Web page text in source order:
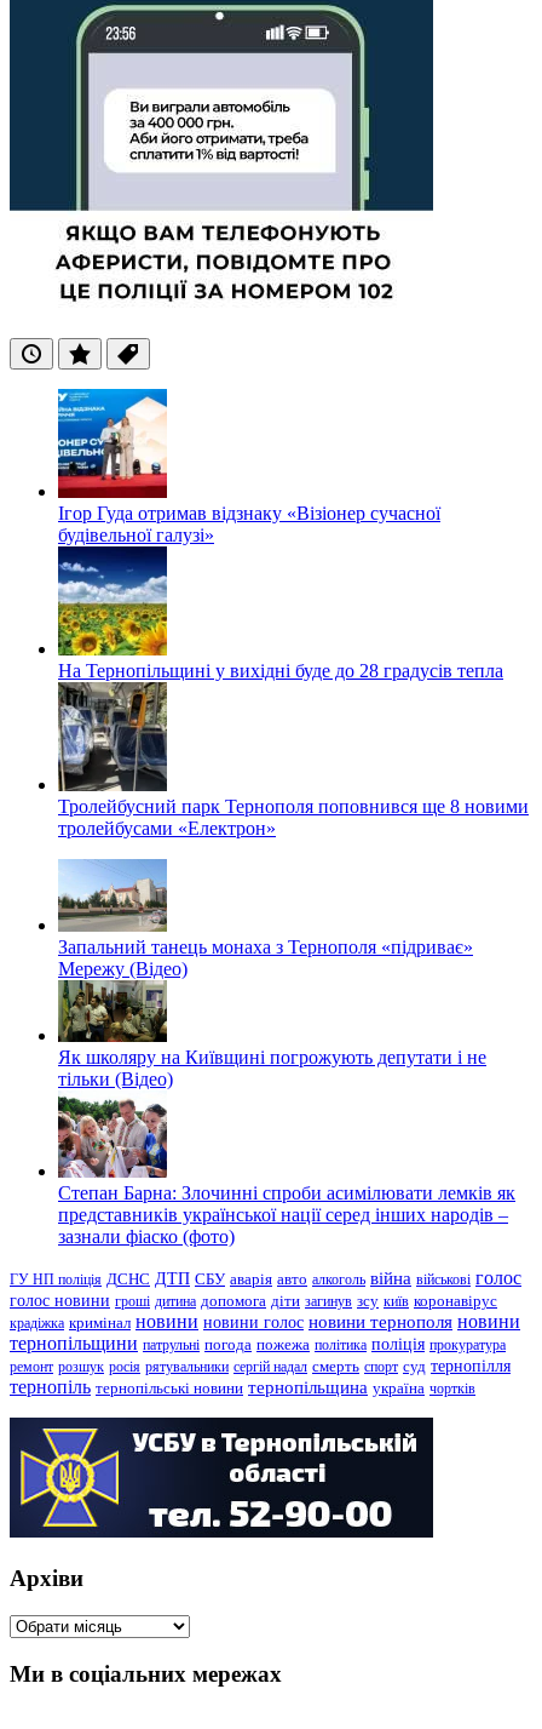
ОстанніПопулярні
Теги
Ігор Гуда отримав відзнаку «Візіонер сучасної
будівельної галузі»
На Тернопільщині у вихідні буде до 28 градусів тепла
Тролейбусний парк Тернополя поповнився ще 8 новими
тролейбусами «Електрон»
Запальний танець монаха з Тернополя «підриває»
Мережу (Відео)
Як школяру на Київщині погрожують депутати і не
тільки (Відео)
Степан Барна: Злочинні спроби асимілювати лемків як
представників української нації серед інших народів –
зазнали фіаско (фото)
ГУ НП поліція ДСНС ДТП СБУ аварія авто алкоголь війна військові голос
голос новини гроші дитина допомога діти загинув зсу київ коронавірус
крадіжка кримінал новини новини голос новини тернополя новини
тернопільщини патрульні погода пожежа політика поліція прокуратура
ремонт розшук росія рятувальники сергій надал смерть спорт суд тернопілля
тернопіль тернопільські новини тернопільщина україна чортків
Архіви
Архіви
Ми в соціальних мережах